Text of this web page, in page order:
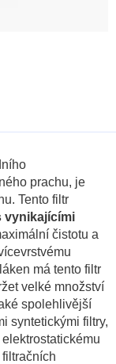
prachu, je
Tento filtr
vynikajícími
čistotu a
má tento filtr
velké množství
spolehlivější
syntetickými filtry,